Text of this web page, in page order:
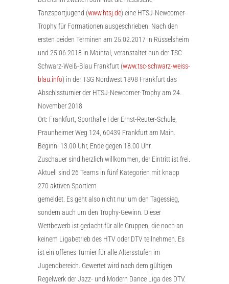
Tanzsportjugend (www.htsj.de) eine HTSJ-Newcomer-
Trophy für Formationen ausgeschrieben. Nach den
ersten beiden Terminen am 25.02.2017 in Rüsselsheim
und 25.06.2018 in Maintal, veranstaltet nun der TSC
Schwarz-Weiß-Blau Frankfurt (www.tsc-schwarz-weiss-
blau.info) in der TSG Nordwest 1898 Frankfurt das
Abschlssturnier der HTSJ-Newcomer-Trophy am 24.
November 2018
Ort: Frankfurt, Sporthalle I der Ernst-Reuter-Schule,
Praunheimer Weg 124, 60439 Frankfurt am Main.
Beginn: 13.00 Uhr, Ende gegen 18.00 Uhr.
Zuschauer sind herzlich willkommen, der Eintritt ist frei.
Aktuell sind 26 Teams in fünf Kategorien mit knapp
270 aktiven Sportlern
gemeldet. Es geht also nicht nur um den Tagessieg,
sondern auch um den Trophy-Gewinn. Dieser
Wettbewerb ist gedacht für alle Gruppen, die noch an
keinem Ligabetrieb des HTV oder DTV teilnehmen. Es
ist ein offenes Turnier für alle Altersstufen im
Jugendbereich. Gewertet wird nach dem gültigen
Regelwerk der Jazz- und Modern Dance Liga des DTV.